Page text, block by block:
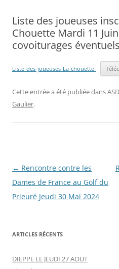
Liste des joueuses
Chouette Mardi 11
covoiturages
Liste-des-joueuses-La-chouette-
Cette entrée a été publiée dans
Gaulier.
Navigation
des
articles
← Rencontre contre les
Dames de France au Golf du
Prieuré Jeudi 30 Mai 2024
ARTICLES RÉCENTS
DIEPPE LE JEUDI 27 AOUT